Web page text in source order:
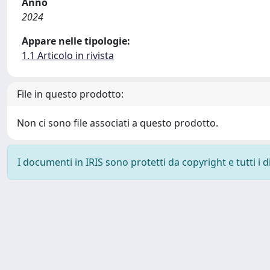
2024
Appare nelle tipologie:
1.1 Articolo in rivista
File in questo prodotto:
Non ci sono file associati a questo prodotto.
I documenti in IRIS sono protetti da copyright e tutti i